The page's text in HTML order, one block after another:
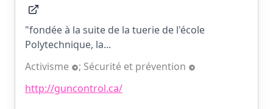
"fondée à la suite de la tuerie de l'école
Polytechnique, la...
Activisme
; Sécurité et prévention
http://guncontrol.ca/